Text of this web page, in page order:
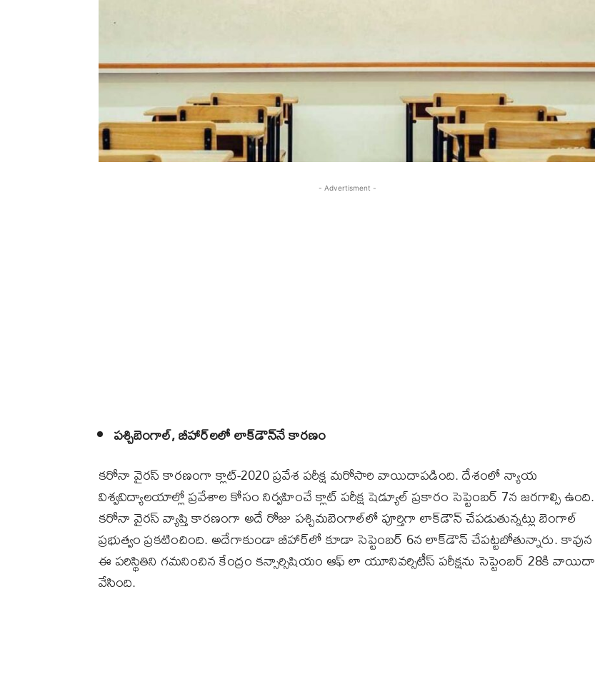
- Advertisment -
పశ్చిబెంగాల్‌, బీహార్‌లలో లాక్‌డౌన్‌నే కారణం
కరోనా వైరస్‌ కారణంగా క్లాట్‌-2020 ప్రవేశ పరీక్ష మరోసారి వాయిదాపడింది. దేశంలో న్యాయ
విశ్వవిద్యాలయాల్లో ప్రవేశాల కోసం నిర్వహించే క్లాట్‌ పరీక్ష షెడ్యూల్‌ ప్రకారం సెప్టెంబర్‌ 7న జరగాల్సి ఉంది.
కరోనా వైరస్‌ వ్యాప్తి కారణంగా అదే రోజు పశ్చిమబెంగాల్‌లో పూర్తిగా లాక్‌డౌన్‌ చేపడుతున్నట్లు బెంగాల్‌
ప్రభుత్వం ప్రకటించింది. అదేగాకుండా బీహార్‌లో కూడా సెప్టెంబర్‌ 6న లాక్‌డౌన్‌ చేపట్టబోతున్నారు. కావున
ఈ పరిస్థితిని గమనించిన కేంద్రం కన్సార్సిషియం ఆఫ్‌ లా యూనివర్సిటీస్‌ పరీక్షను సెప్టెంబర్‌ 28కి వాయిదా
వేసింది.